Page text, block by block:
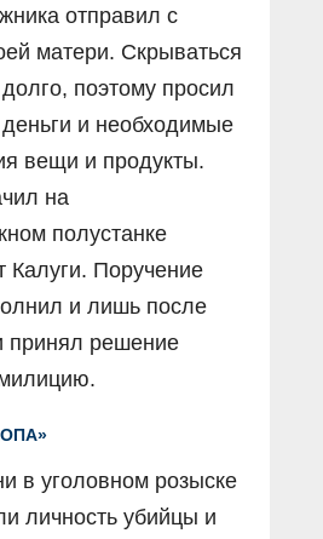
отправил с
матери. Скрываться
поэтому просил
и необходимые
вещи и продукты.
на
полустанке
Калуги. Поручение
и лишь после
принял решение
в уголовном розыске
личность убийцы и